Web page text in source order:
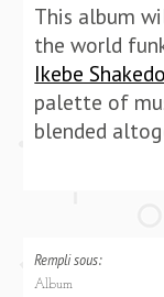
This album
the world
Ikebe
palette of
blended
Rempli sous:
Album